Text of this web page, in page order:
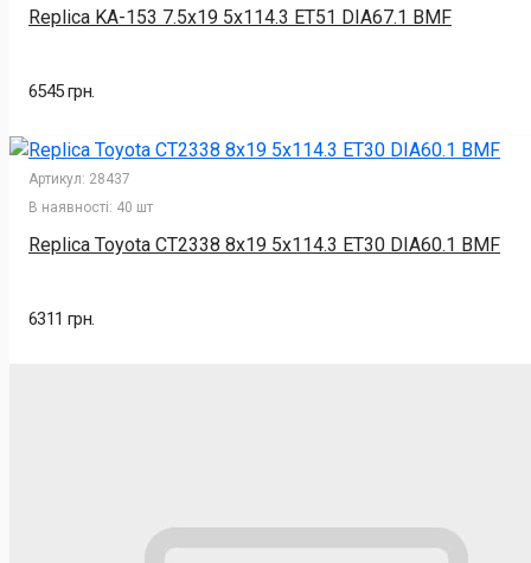
Replica KA-153 7.5x19 5x114.3 ET51 DIA67.1 BMF
6545 грн.
Артикул: 28437
В наявності: 40 шт
Replica Toyota CT2338 8x19 5x114.3 ET30 DIA60.1 BMF
6311 грн.